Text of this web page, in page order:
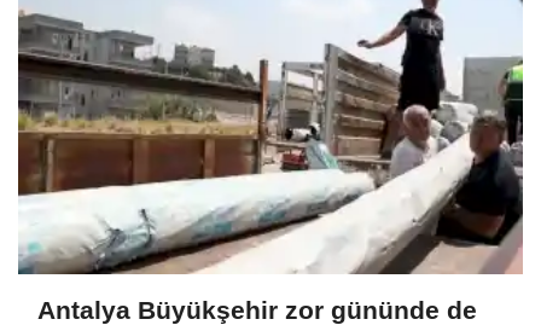
Antalya Büyükşehir zor gününde de